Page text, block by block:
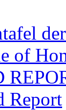
of
Report